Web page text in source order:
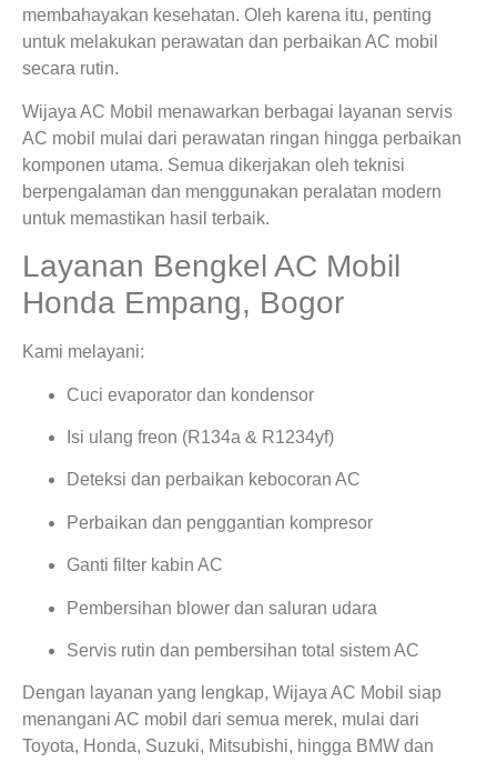
membahayakan kesehatan. Oleh karena itu, penting
untuk melakukan perawatan dan perbaikan AC mobil
secara rutin.
Wijaya AC Mobil menawarkan berbagai layanan servis
AC mobil mulai dari perawatan ringan hingga perbaikan
komponen utama. Semua dikerjakan oleh teknisi
berpengalaman dan menggunakan peralatan modern
untuk memastikan hasil terbaik.
Layanan Bengkel AC Mobil
Honda Empang, Bogor
Kami melayani:
Cuci evaporator dan kondensor
Isi ulang freon (R134a & R1234yf)
Deteksi dan perbaikan kebocoran AC
Perbaikan dan penggantian kompresor
Ganti filter kabin AC
Pembersihan blower dan saluran udara
Servis rutin dan pembersihan total sistem AC
Dengan layanan yang lengkap, Wijaya AC Mobil siap
menangani AC mobil dari semua merek, mulai dari
Toyota, Honda, Suzuki, Mitsubishi, hingga BMW dan